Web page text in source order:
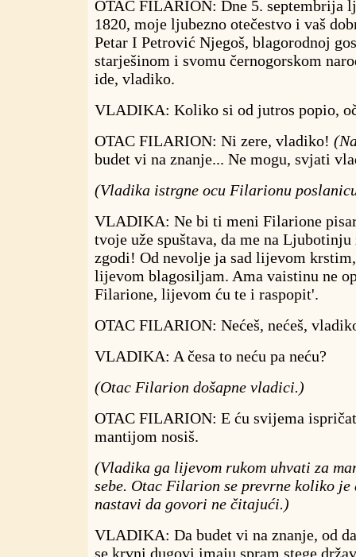
OTAC FILARION: Dne 5. septembrija
1820, moje ljubezno otečestvo i vaš
Petar I Petrović Njegoš, blagorodnoj
starješinom i svomu černogorskom
ide, vladiko.
VLADIKA: Koliko si od jutros popio,
OTAC FILARION: Ni zere, vladiko!
budet vi na znanje... Ne mogu, svjati
(Vladika istrgne ocu Filarionu
VLADIKA: Ne bi ti meni Filarione
tvoje uže spuštava, da me na Ljubotinju
zgodi! Od nevolje ja sad lijevom
lijevom blagosiljam. Ama vaistinu ne
Filarione, lijevom ću te i raspopit'.
OTAC FILARION: Nećeš, nećeš,
VLADIKA: A česa to neću pa neću?
(Otac Filarion došapne vladici.)
OTAC FILARION: E ću svijema
mantijom nosiš.
(Vladika ga lijevom rukom uhvati za
sebe. Otac Filarion se prevrne koliko
nastavi da govori ne čitajući.)
VLADIKA: Da budet vi na znanje, od
se krvni dugovi imaju spram stege